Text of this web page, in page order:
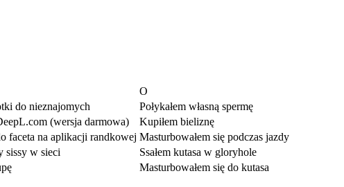
O
do nieznajomych
Połykałem własną spermę
(wersja darmowa)
Kupiłem bieliznę
faceta na aplikacji randkowej Masturbowałem się podczas jazdy
sissy w sieci
Ssałem kutasa w gloryhole
Masturbowałem się do kutasa